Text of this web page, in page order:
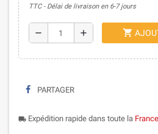
TTC Délai de livraison en 6-7 jours
remove add shopping_cart
PARTAGER
local_shipping Expédition rapide dans toute la France